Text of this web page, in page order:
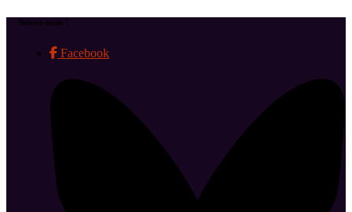
Suivez-nous !
Facebook